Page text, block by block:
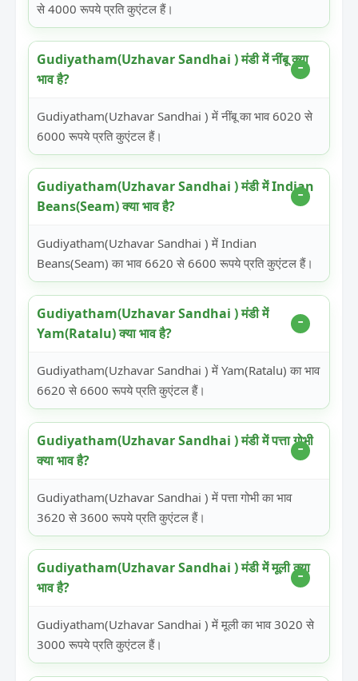
से 4000 रूपये प्रति कुएंटल हैं।
Gudiyatham(Uzhavar Sandhai ) मंडी में नींबू क्या
भाव है?
Gudiyatham(Uzhavar Sandhai ) में नींबू का भाव 6020 से
6000 रूपये प्रति कुएंटल हैं।
Gudiyatham(Uzhavar Sandhai ) मंडी में Indian
Beans(Seam) क्या भाव है?
Gudiyatham(Uzhavar Sandhai ) में Indian
Beans(Seam) का भाव 6620 से 6600 रूपये प्रति कुएंटल हैं।
Gudiyatham(Uzhavar Sandhai ) मंडी में
Yam(Ratalu) क्या भाव है?
Gudiyatham(Uzhavar Sandhai ) में Yam(Ratalu) का भाव
6620 से 6600 रूपये प्रति कुएंटल हैं।
Gudiyatham(Uzhavar Sandhai ) मंडी में पत्ता गोभी
क्या भाव है?
Gudiyatham(Uzhavar Sandhai ) में पत्ता गोभी का भाव
3620 से 3600 रूपये प्रति कुएंटल हैं।
Gudiyatham(Uzhavar Sandhai ) मंडी में मूली क्या
भाव है?
Gudiyatham(Uzhavar Sandhai ) में मूली का भाव 3020 से
3000 रूपये प्रति कुएंटल हैं।